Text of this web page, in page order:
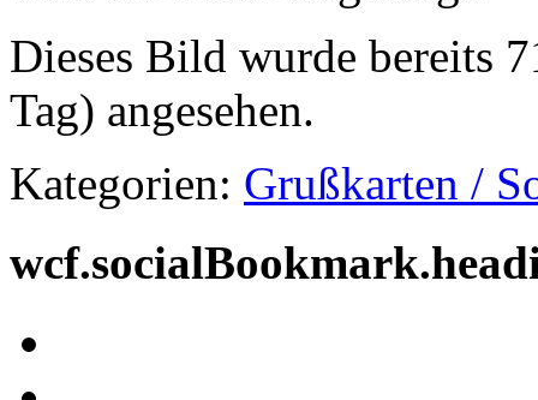
Dieses Bild wurde bereits
Tag) angesehen.
Kategorien: Grußkarten /